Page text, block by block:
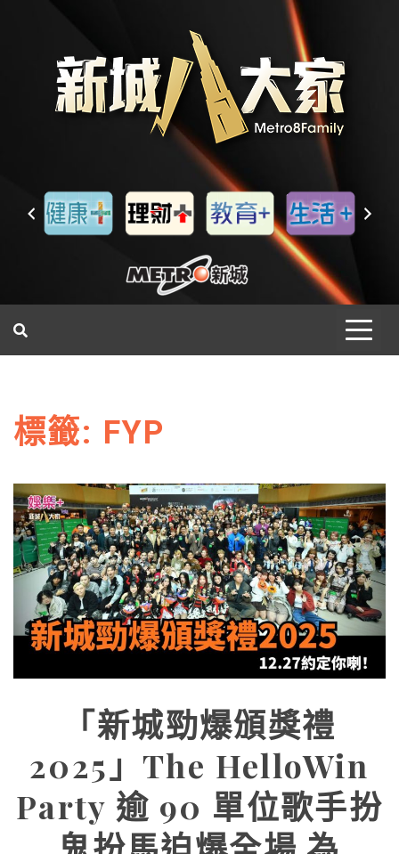
標籤: FYP
「新城勁爆頒獎禮
2025」The HelloWin
Party 逾 90 單位歌手扮